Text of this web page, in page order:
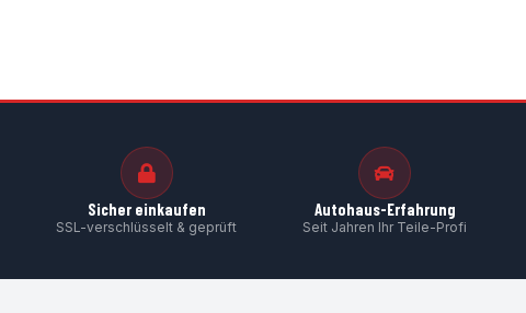
Sicher einkaufen
SSL-verschlüsselt & geprüft
Autohaus-Erfahrung
Seit Jahren Ihr Teile-Profi